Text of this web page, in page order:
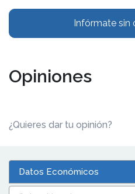
Infórmate sin
Opiniones
¿Quieres dar tu opinión?
Datos Económicos